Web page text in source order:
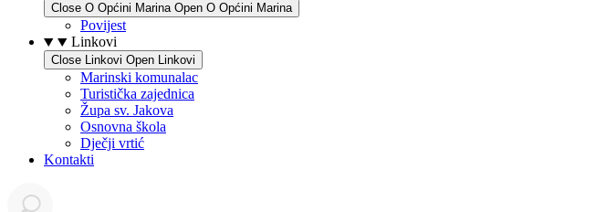
Close O Općini Marina Open O Općini Marina
Povijest
Linkovi
Close Linkovi Open Linkovi
Marinski komunalac
Turistička zajednica
Župa sv. Jakova
Osnovna škola
Dječji vrtić
Kontakti